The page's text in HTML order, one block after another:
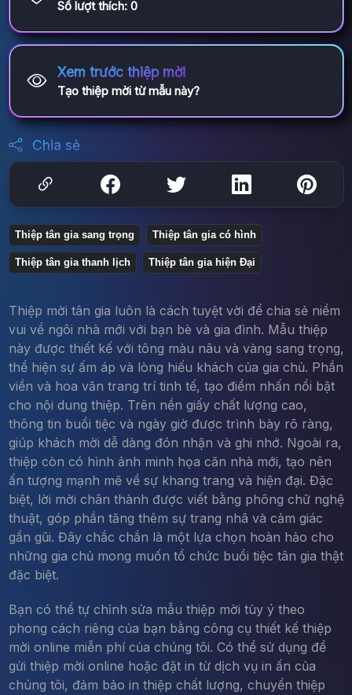
Số lượt thích: 0
Xem trước thiệp mời
Tạo thiệp mời từ mẫu này?
Chia sẻ
Thiệp tân gia sang trọng Thiệp tân gia có hình
Thiệp tân gia thanh lịch Thiệp tân gia hiện Đại
Thiệp mời tân gia luôn là cách tuyệt vời để chia sẻ niềm
vui về ngôi nhà mới với bạn bè và gia đình. Mẫu thiệp
này được thiết kế với tông màu nâu và vàng sang trọng,
thể hiện sự ấm áp và lòng hiếu khách của gia chủ. Phần
viền và hoa văn trang trí tinh tế, tạo điểm nhấn nổi bật
cho nội dung thiệp. Trên nền giấy chất lượng cao,
thông tin buổi tiệc và ngày giờ được trình bày rõ ràng,
giúp khách mời dễ dàng đón nhận và ghi nhớ. Ngoài ra,
thiệp còn có hình ảnh minh họa căn nhà mới, tạo nên
ấn tượng mạnh mẽ về sự khang trang và hiện đại. Đặc
biệt, lời mời chân thành được viết bằng phông chữ nghệ
thuật, góp phần tăng thêm sự trang nhã và cảm giác
gần gũi. Đây chắc chắn là một lựa chọn hoàn hảo cho
những gia chủ mong muốn tổ chức buổi tiệc tân gia thật
đặc biệt.
Bạn có thể tự chỉnh sửa mẫu thiệp mời tùy ý theo
phong cách riêng của bạn bằng công cụ thiết kế thiệp
mời online miễn phí của chúng tôi. Có thể sử dụng để
gửi thiệp mời online hoặc đặt in từ dịch vụ in ấn của
chúng tôi, đảm bảo in thiệp chất lượng, chuyển thiệp